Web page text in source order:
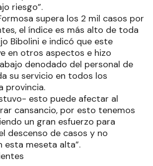
riesgo”.
supera los 2 mil casos por
el índice es más alto de toda
Bibolini e indicó que este
en otros aspectos e hizo
denodado del personal de
su servicio en todos los
provincia.
esto puede afectar al
cansancio, por esto tenemos
un gran esfuerzo para
descenso de casos y no
esta meseta alta”.